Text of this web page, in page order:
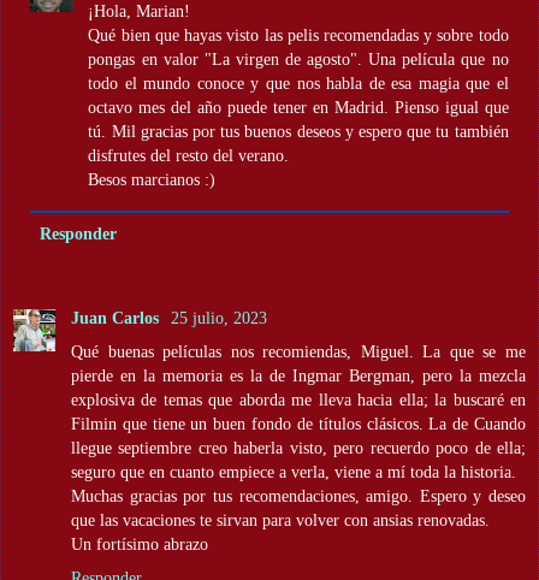
¡Hola, Marian!
Qué bien que hayas visto las pelis recomendadas y sobre todo
pongas en valor "La virgen de agosto". Una película que no
todo el mundo conoce y que nos habla de esa magia que el
octavo mes del año puede tener en Madrid. Pienso igual que
tú. Mil gracias por tus buenos deseos y espero que tu también
disfrutes del resto del verano.
Besos marcianos :)
Responder
Juan Carlos
25 julio, 2023
Qué buenas películas nos recomiendas, Miguel. La que se me
pierde en la memoria es la de Ingmar Bergman, pero la mezcla
explosiva de temas que aborda me lleva hacia ella; la buscaré en
Filmin que tiene un buen fondo de títulos clásicos. La de Cuando
llegue septiembre creo haberla visto, pero recuerdo poco de ella;
seguro que en cuanto empiece a verla, viene a mí toda la historia.
Muchas gracias por tus recomendaciones, amigo. Espero y deseo
que las vacaciones te sirvan para volver con ansias renovadas.
Un fortísimo abrazo